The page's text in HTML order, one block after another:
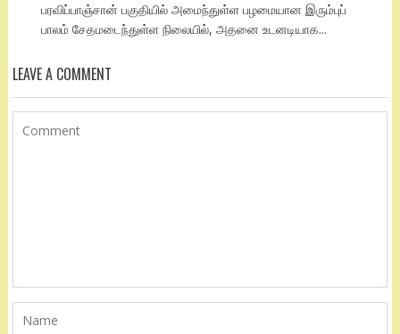
பரவிப்பாஞ்சான் பகுதியில் அமைந்துள்ள பழமையான இரும்புப்
பாலம் சேதமடைந்துள்ள நிலையில், அதனை உடனடியாக...
LEAVE A COMMENT